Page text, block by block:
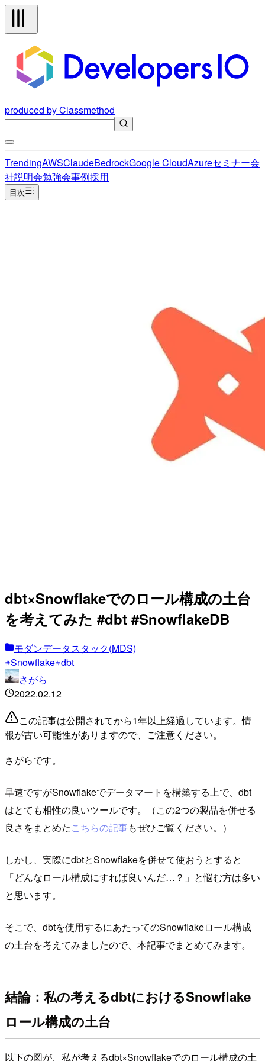
produced by Classmethod
TrendingAWSClaudeBedrockGoogle CloudAzureセミナー会
社説明会勉強会事例採用
目次
dbt×Snowflakeでのロール構成の土台
を考えてみた #dbt #SnowflakeDB
モダンデータスタック(MDS)
Snowflake dbt
さがら
2022.02.12
この記事は公開されてから1年以上経過しています。情
報が古い可能性がありますので、ご注意ください。
さがらです。
早速ですがSnowflakeでデータマートを構築する上で、dbt
はとても相性の良いツールです。（この2つの製品を併せる
良さをまとめたこちらの記事もぜひご覧ください。）
しかし、実際にdbtとSnowflakeを併せて使おうとすると
「どんなロール構成にすれば良いんだ…？」と悩む方は多い
と思います。
そこで、dbtを使用するにあたってのSnowflakeロール構成
の土台を考えてみましたので、本記事でまとめてみます。
結論：私の考えるdbtにおけるSnowflake
ロール構成の土台
以下の図が、私が考えるdbt×Snowflakeでのロール構成の土